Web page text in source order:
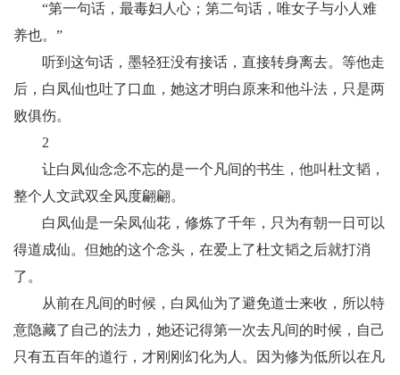
“第一句话，最毒妇人心；第二句话，唯女子与小人难
养也。”
听到这句话，墨轻狂没有接话，直接转身离去。等他走
后，白凤仙也吐了口血，她这才明白原来和他斗法，只是两
败俱伤。
2
让白凤仙念念不忘的是一个凡间的书生，他叫杜文韬，
整个人文武双全风度翩翩。
白凤仙是一朵凤仙花，修炼了千年，只为有朝一日可以
得道成仙。但她的这个念头，在爱上了杜文韬之后就打消
了。
从前在凡间的时候，白凤仙为了避免道士来收，所以特
意隐藏了自己的法力，她还记得第一次去凡间的时候，自己
只有五百年的道行，才刚刚幻化为人。因为修为低所以在凡